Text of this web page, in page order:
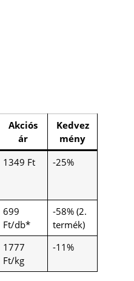
Akciós
ár
Kedvez
mény
1349 Ft -25%
699
Ft/db*
-58% (2.
termék)
1777
Ft/kg
-11%